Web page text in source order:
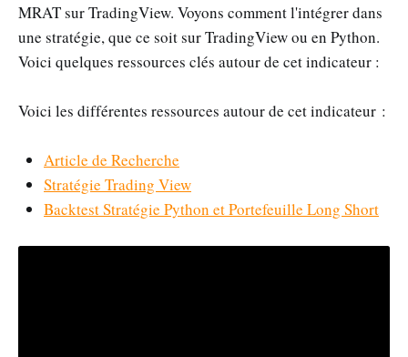
MRAT sur TradingView. Voyons comment l'intégrer dans
une stratégie, que ce soit sur TradingView ou en Python.
Voici quelques ressources clés autour de cet indicateur :
Voici les différentes ressources autour de cet indicateur :
Article de Recherche
Stratégie Trading View
Backtest Stratégie Python et Portefeuille Long Short